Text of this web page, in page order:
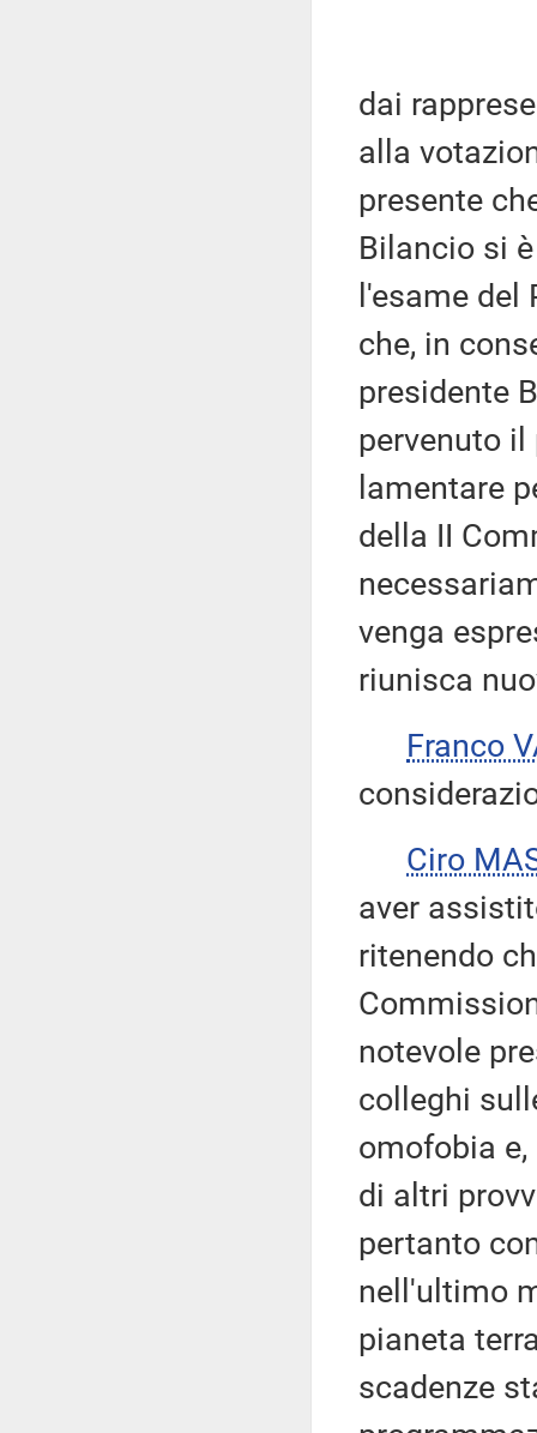
dai
alla
presente
Bilancio si
l'esame
che, in
presidente
pervenuto
lamentare
della II
venga
riunisca
Franco
Ciro
aver
ritenendo
notevole
colleghi
omofobia
di altri
pertanto
nell'ultimo
pianeta
scadenze